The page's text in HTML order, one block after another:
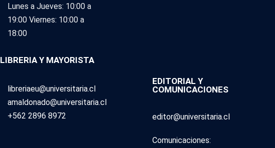
Lunes a Jueves: 10:00 a
19:00 Viernes: 10:00 a
18:00
LIBRERIA Y MAYORISTA
libreriaeu@universitaria.cl
amaldonado@universitaria.cl
+562 2896 8972
EDITORIAL Y
COMUNICACIONES
editor@universitaria.cl
Comunicaciones: